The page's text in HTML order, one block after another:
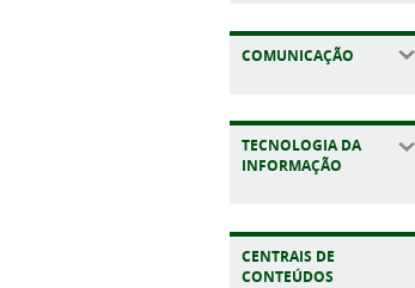
COMUNICAÇÃO
TECNOLOGIA DA
INFORMAÇÃO
CENTRAIS DE
CONTEÚDOS